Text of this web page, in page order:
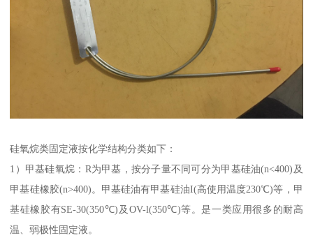
硅氧烷类固定液按化学结构分类如下：
1）甲基硅氧烷：R为甲基，按分子量不同可分为甲基硅油(n<400)及
甲基硅橡胶(n>400)。甲基硅油有甲基硅油I(高使用温度230℃)等，甲
基硅橡胶有SE-30(350℃)及OV-l(350℃)等。是一类应用很多的耐高
温、弱极性固定液。